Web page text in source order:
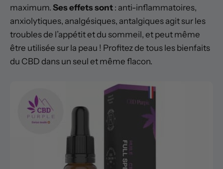
maximum. Ses effets sont : anti-inflammatoires,
anxiolytiques, analgésiques, antalgiques agit sur les
troubles de l’appétit et du sommeil, et peut même
être utilisée sur la peau ! Profitez de tous les bienfaits
du CBD dans un seul et même flacon.